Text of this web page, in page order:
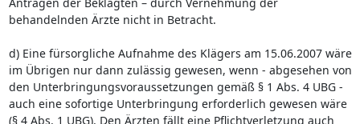
behandelnden Ärzte nicht in Betracht.
d) Eine fürsorgliche Aufnahme des Klägers am 15.06.2007 wäre
im Übrigen nur dann zulässig gewesen, wenn - abgesehen von
den Unterbringungsvoraussetzungen gemäß § 1 Abs. 4 UBG -
auch eine sofortige Unterbringung erforderlich gewesen wäre
(§ 4 Abs. 1 UBG). Den Ärzten fällt eine Pflichtverletzung auch